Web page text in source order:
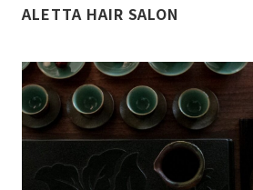
ALETTA HAIR SALON